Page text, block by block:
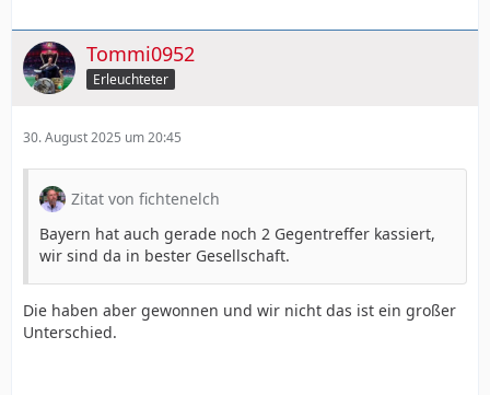
Tommi0952
Erleuchteter
30. August 2025 um 20:45
Zitat von fichtenelch
Bayern hat auch gerade noch 2 Gegentreffer kassiert,
wir sind da in bester Gesellschaft.
Die haben aber gewonnen und wir nicht das ist ein großer
Unterschied.